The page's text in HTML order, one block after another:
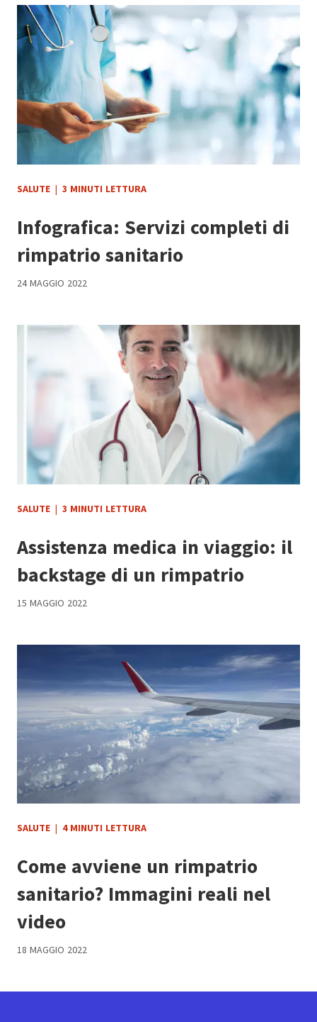
SALUTE | 3 MINUTI LETTURA
Infografica: Servizi completi di
rimpatrio sanitario
24 MAGGIO 2022
SALUTE | 3 MINUTI LETTURA
Assistenza medica in viaggio: il
backstage di un rimpatrio
15 MAGGIO 2022
SALUTE | 4 MINUTI LETTURA
Come avviene un rimpatrio
sanitario? Immagini reali nel
video
18 MAGGIO 2022